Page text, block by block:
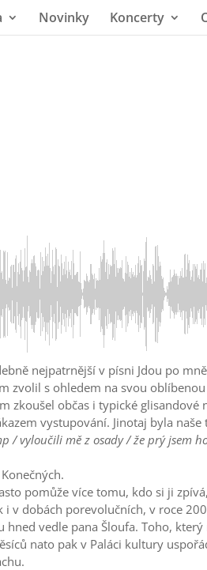
Novinky Koncerty
nejpatrnější v písni Jdou po
zvolil s ohledem na svou
zkoušel občas i typické glisandové
vystupování. Jinotaj byla
/ vyloučili mě z osady / že prý jsem
pomůže více tomu, kdo si ji
i v dobách porevolučních, v roce
vedle pana Šloufa. Toho,
nato pak v Paláci kultury